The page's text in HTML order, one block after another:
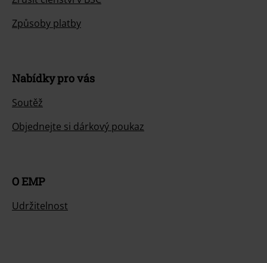
Způsoby platby
Nabídky pro vás
Soutěž
Objednejte si dárkový poukaz
O EMP
Udržitelnost